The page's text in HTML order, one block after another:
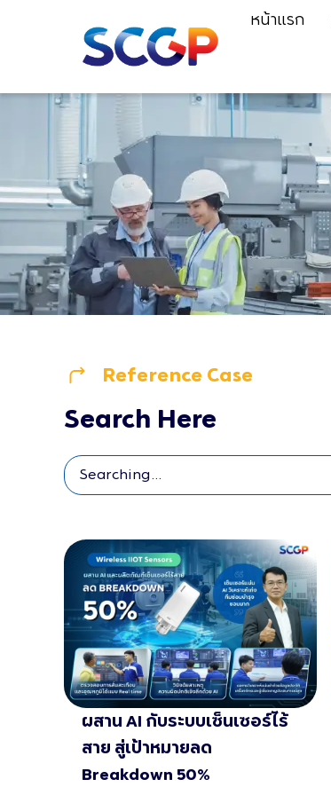
หน้าแรก
Reference Case
Search Here
ผสาน AI กับระบบเซ็นเซอร์ไร้
สาย สู่เป้าหมายลด
Breakdown 50%